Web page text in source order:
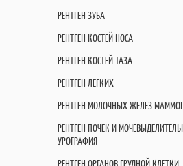
РЕНТГЕН ЗУБА
РЕНТГЕН КОСТЕЙ НОСА
РЕНТГЕН КОСТЕЙ ТАЗА
РЕНТГЕН ЛЕГКИХ
РЕНТГЕН МОЛОЧНЫХ ЖЕЛЕЗ
РЕНТГЕН ПОЧЕК И
УРОГРАФИЯ